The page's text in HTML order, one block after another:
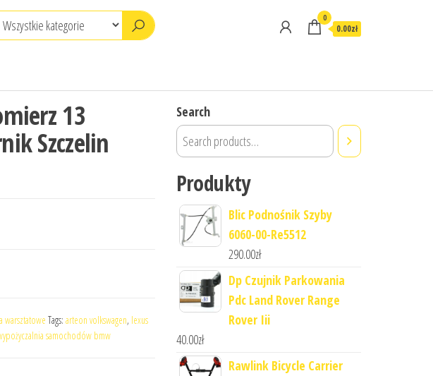
0
0.00zł
13
Szczelin
warsztatowe Tags: arteon volkswagen, lexus
samochodów bmw
Search
Produkty
Blic Podnośnik Szyby
6060-00-Re5512
290.00zł
Dp Czujnik Parkowania
Pdc Land Rover Range
Rover Iii
40.00zł
Rawlink Bicycle Carrier